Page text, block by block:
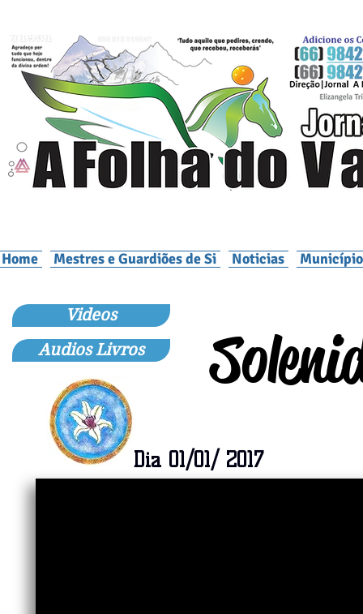
Home Mestres e Guardiões de Si Noticias
Dia 01/01/ 2017
Videos
Audios Livros